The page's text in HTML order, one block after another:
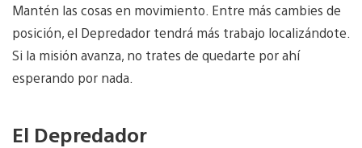
Mantén las cosas en movimiento. Entre más cambies de
posición, el Depredador tendrá más trabajo localizándote.
Si la misión avanza, no trates de quedarte por ahí
esperando por nada.
El Depredador